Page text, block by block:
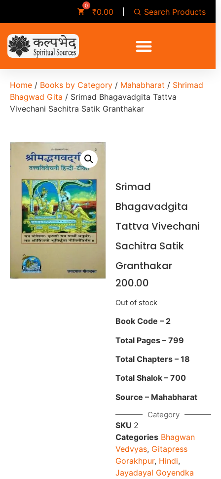
₹0.00 Search Products
Home / Books by Category / Mahabharat / Shrimad
Bhagwad Gita / Srimad Bhagavadgita Tattva
Vivechani Sachitra Satik Granthakar
Srimad
Bhagavadgita
Tattva Vivechani
Sachitra Satik
Granthakar
200.00
Out of stock
Book Code – 2
Total Pages – 799
Total Chapters – 18
Total Shalok – 700
Source – Mahabharat
Category
SKU 2
Categories Bhagwan
Vedvyas, Gitapress
Gorakhpur, Hindi,
Jayadayal Goyendka